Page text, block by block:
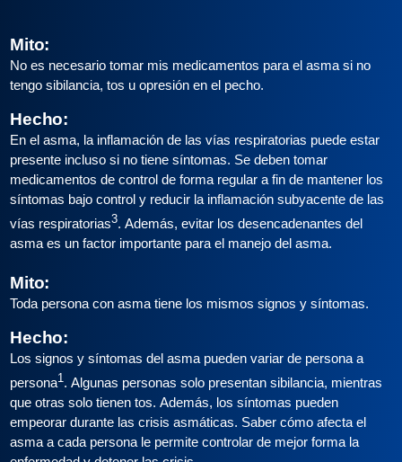
Mito:
No es necesario tomar mis medicamentos para el asma si no
tengo sibilancia, tos u opresión en el pecho.
Hecho:
En el asma, la inflamación de las vías respiratorias puede estar
presente incluso si no tiene síntomas. Se deben tomar
medicamentos de control de forma regular a fin de mantener los
síntomas bajo control y reducir la inflamación subyacente de las
vías respiratorias3. Además, evitar los desencadenantes del
asma es un factor importante para el manejo del asma.
Mito:
Toda persona con asma tiene los mismos signos y síntomas.
Hecho:
Los signos y síntomas del asma pueden variar de persona a
persona1. Algunas personas solo presentan sibilancia, mientras
que otras solo tienen tos. Además, los síntomas pueden
empeorar durante las crisis asmáticas. Saber cómo afecta el
asma a cada persona le permite controlar de mejor forma la